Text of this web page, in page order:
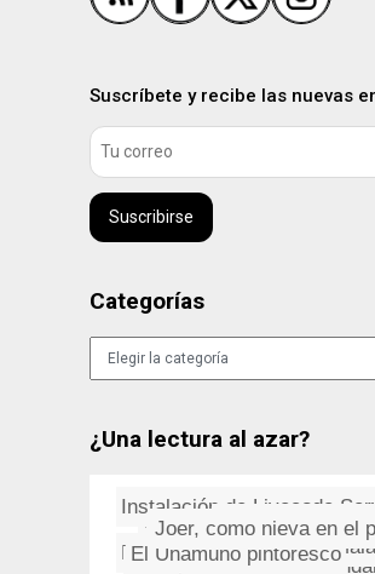
Suscríbete y recibe las nuevas
Suscribirse
Categorías
Categorías
¿Una lectura al azar?
Mountain Lion: abrir con
Estafa en los SMS
Steve McQueen
La expedición de La
Graffitis: La expresión
De LA PIEL, Curzio
El Unamuno pintoresco
Instalación de Livecode
Asfalto: Déjalo Así
Joer, como nieva en el